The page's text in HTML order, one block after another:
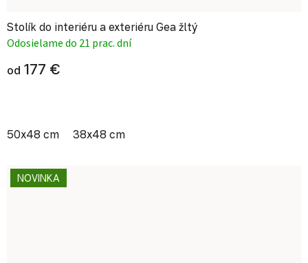
Stolík do interiéru a exteriéru Gea žltý
Odosielame do 21 prac. dní
od 177 €
50x48 cm 38x48 cm
NOVINKA